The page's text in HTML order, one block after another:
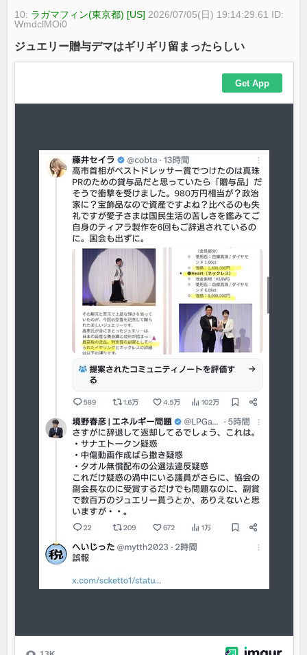
10: ラガマフィン(東京都) [US] 2026/07/05(日) 19:14:29.61 ID:
WmdclMOi0
ジュエリー贈与デマはギリギリ留まったらしい